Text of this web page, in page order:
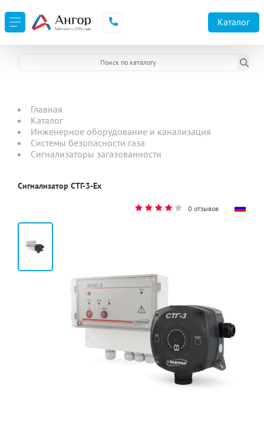
Каталог
Главная
Каталог
Инженерное оборудование и канализация
Системы безопасности газа
Сигнализаторы загазованности
Сигнализатор СТГ-3-Ех
0 отзывов